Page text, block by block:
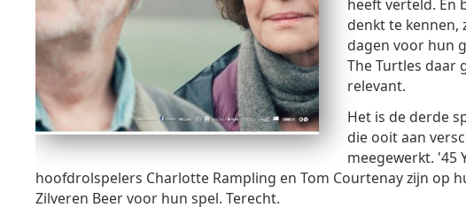
heeft verteld. En
denkt te kennen,
dagen voor hun
The Turtles daar
relevant.
Het is de derde
die ooit aan
meegewerkt. '45
hoofdrolspelers Charlotte Rampling en Tom Courtenay zijn op
Zilveren Beer voor hun spel. Terecht.